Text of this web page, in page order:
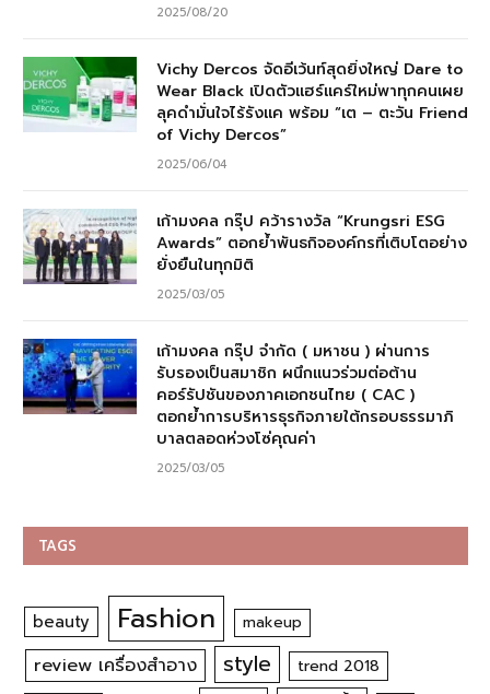
2025/08/20
Vichy Dercos จัดอีเว้นท์สุดยิ่งใหญ่ Dare to
Wear Black เปิดตัวแฮร์แคร์ใหม่พาทุกคนเผย
ลุคดำมั่นใจไร้รังแค พร้อม “เต – ตะวัน Friend
of Vichy Dercos”
2025/06/04
เก้ามงคล กรุ๊ป คว้ารางวัล “Krungsri ESG
Awards” ตอกย้ำพันธกิจองค์กรที่เติบโตอย่าง
ยั่งยืนในทุกมิติ
2025/03/05
เก้ามงคล กรุ๊ป จำกัด ( มหาชน ) ผ่านการ
รับรองเป็นสมาชิก ผนึกแนวร่วมต่อต้าน
คอร์รัปชันของภาคเอกชนไทย ( CAC )
ตอกย้ำการบริหารธุรกิจภายใต้กรอบธรรมาภิ
บาลตลอดห่วงโซ่คุณค่า
2025/03/05
TAGS
beauty Fashion makeup
review เครื่องสำอาง style trend 2018